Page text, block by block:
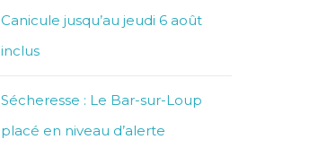
Canicule jusqu’au jeudi 6 août
inclus
Sécheresse : Le Bar-sur-Loup
placé en niveau d’alerte